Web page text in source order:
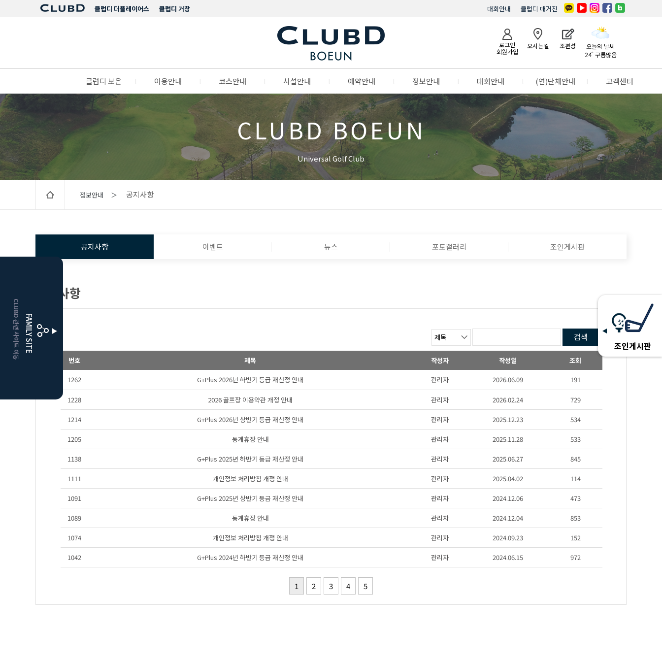
클럽디 거창
클럽디 더플레이어스 클럽디 매거진
대회안내
로그인
회원가입
오시는길 조편성
오늘의 날씨
24˚ 구름많음
클럽디 보은 이용안내 코스안내 시설안내 예약안내 정보안내 대회안내 (연)단체안내 고객센터
CLUBD BOEUN
Universal Golf Club
FAMILY SITE
CLUBD 관련 사이트 이동 클럽디거창
클럽디더플레이어스 조인게시판
정보안내 ＞ 공지사항
공지사항 이벤트 뉴스 포토갤러리 조인게시판
공지사항
검색
번호 제목 작성자 작성일 조회
1262 G+Plus 2026년 하반기 등급 재산정 안내 관리자 2026.06.09 191
1228 2026 골프장 이용약관 개정 안내 관리자 2026.02.24 729
1214 G+Plus 2026년 상반기 등급 재산정 안내 관리자 2025.12.23 534
1205 동계휴장 안내 관리자 2025.11.28 533
1138 G+Plus 2025년 하반기 등급 재산정 안내 관리자 2025.06.27 845
1111 개인정보 처리방침 개정 안내 관리자 2025.04.02 114
1091 G+Plus 2025년 상반기 등급 재산정 안내 관리자 2024.12.06 473
1089 동계휴장 안내 관리자 2024.12.04 853
1074 개인정보 처리방침 개정 안내 관리자 2024.09.23 152
1042 G+Plus 2024년 하반기 등급 재산정 안내 관리자 2024.06.15 972
1 2 3 4 5